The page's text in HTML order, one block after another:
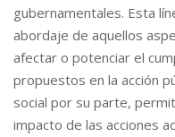
gubernamentales. Esta
abordaje de aquellos
afectar o potenciar el
propuestos en la acción
social por su parte,
impacto de las acciones